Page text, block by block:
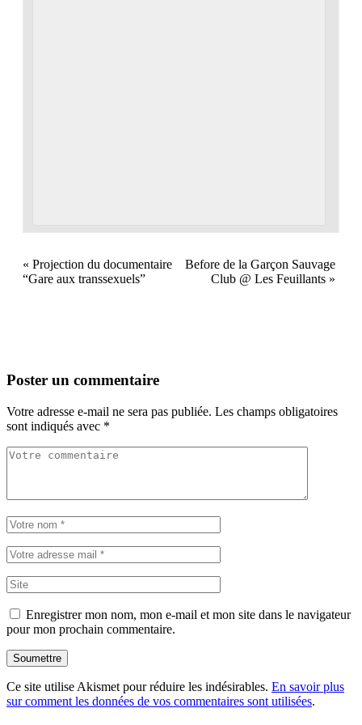
« Projection du documentaire
“Gare aux transsexuels”
Before de la Garçon Sauvage
Club @ Les Feuillants »
Poster un commentaire
Votre adresse e-mail ne sera pas publiée. Les champs obligatoires
sont indiqués avec *
Enregistrer mon nom, mon e-mail et mon site dans le navigateur
pour mon prochain commentaire.
Soumettre
Ce site utilise Akismet pour réduire les indésirables. En savoir plus
sur comment les données de vos commentaires sont utilisées.